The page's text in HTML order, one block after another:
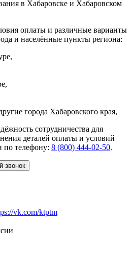
в Хабаровске и Хабаровском
оплаты и различные варианты
и населённые пункты региона:
города Хабаровского края,
сотрудничества для
деталей оплаты и условий
по телефону: 8 (800) 444‑02‑50.
vk.com/ktptm